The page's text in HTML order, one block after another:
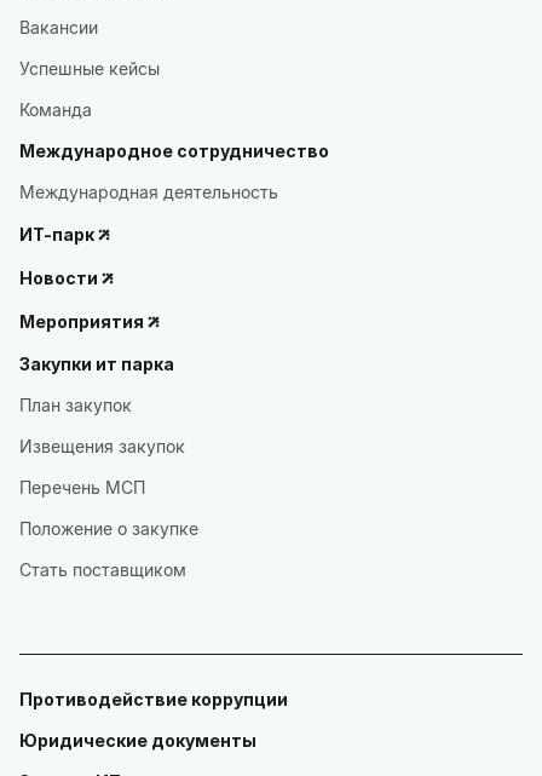
Вакансии
Успешные кейсы
Команда
Международное сотрудничество
Международная деятельность
ИТ-парк
Новости
Мероприятия
Закупки ит парка
План закупок
Извещения закупок
Перечень МСП
Положение о закупке
Стать поставщиком
Противодействие коррупции
Юридические документы